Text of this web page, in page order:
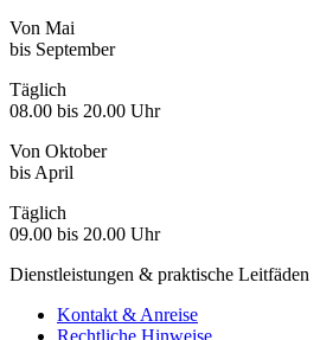
Von Mai
bis September
Täglich
08.00 bis 20.00 Uhr
Von Oktober
bis April
Täglich
09.00 bis 20.00 Uhr
Dienstleistungen & praktische Leitfäden
Kontakt & Anreise